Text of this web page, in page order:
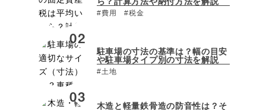
#費用 #税金
駐車場の寸法の基準は？幅の目安
や駐車場タイプ別の寸法を解説
#土地
木造と軽量鉄骨造の防音性は？そ